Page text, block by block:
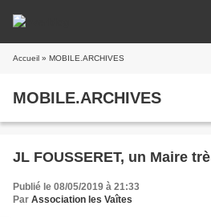
Accueil » MOBILE.ARCHIVES
MOBILE.ARCHIVES
JL FOUSSERET, un Maire
Publié le 08/05/2019 à 21:33
Par Association les Vaîtes